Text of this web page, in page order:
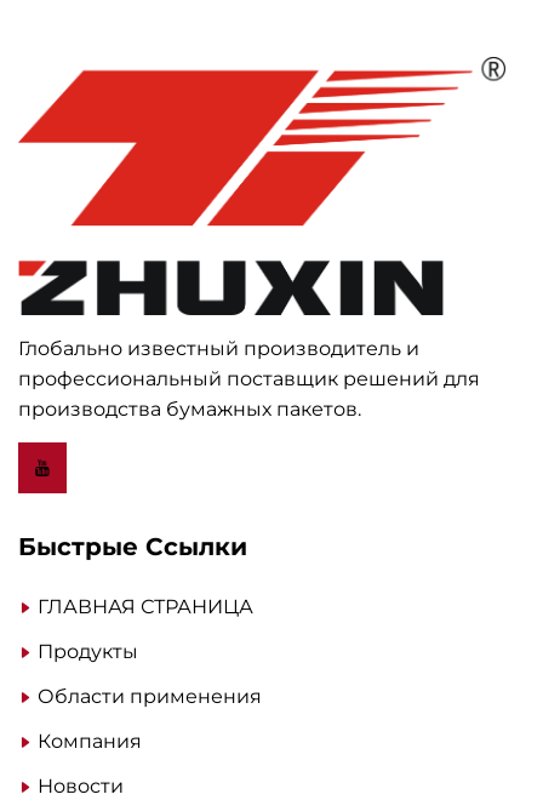
Глобально известный производитель и
профессиональный поставщик решений для
производства бумажных пакетов.
Быстрые Ссылки
ГЛАВНАЯ СТРАНИЦА
Продукты
Области применения
Компания
Новости